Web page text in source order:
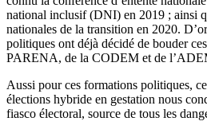
national inclusif (DNI) en 2019 ; ainsi
nationales de la transition en 2020.
politiques ont déjà décidé de bouder
PARENA, de la CODEM et de
Aussi pour ces formations politiques,
élections hybride en gestation nous
fiasco électoral, source de tous les